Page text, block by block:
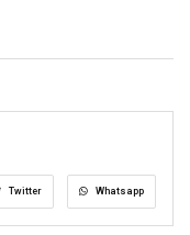
Twitter Whatsapp